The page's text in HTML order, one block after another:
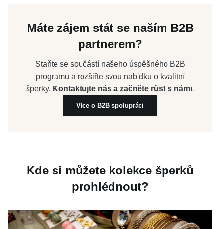
Máte zájem stát se naším B2B
partnerem?
Staňte se součástí našeho úspěšného B2B
programu a rozšiřte svou nabídku o kvalitní
šperky. Kontaktujte nás a začněte růst s námi.
Více o B2B spolupráci
Kde si můžete kolekce šperků
prohlédnout?